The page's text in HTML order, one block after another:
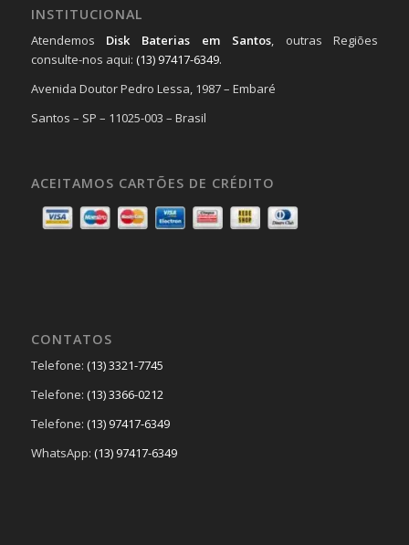
INSTITUCIONAL
Atendemos Disk Baterias em Santos, outras Regiões
consulte-nos aqui: (13) 97417-6349.
Avenida Doutor Pedro Lessa, 1987 – Embaré
Santos – SP – 11025-003 – Brasil
ACEITAMOS CARTÕES DE CRÉDITO
CONTATOS
Telefone: (13) 3321-7745
Telefone: (13) 3366-0212
Telefone: (13) 97417-6349
WhatsApp: (13) 97417-6349